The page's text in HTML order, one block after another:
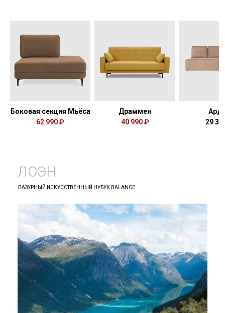
Боковая секция Мьёса
62 990 ₽
Драммен
40 990 ₽
29
ЛОЭН
ЛАЗУРНЫЙ ИСКУССТВЕННЫЙ НУБУК BALANCE